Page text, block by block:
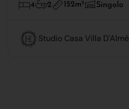
4 2 152m2 Singolo
Studio Casa Villa D'Almé